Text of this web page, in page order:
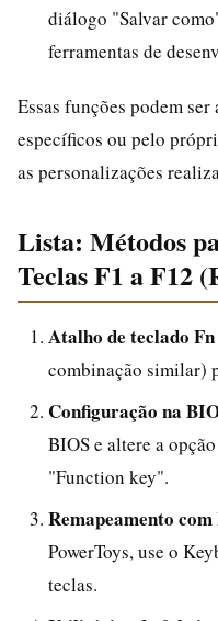
diálogo "Salvar
ferramentas de
Essas funções podem
específicos ou pelo
as personalizações
Lista: Métodos
Teclas F1 a F12
Atalho de teclado
combinação similar)
Configuração na
BIOS e altere a opção
"Function key".
Remapeamento com
PowerToys, use o
teclas.